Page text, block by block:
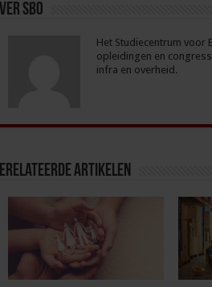
sbo
Het Studiecentrum voor
opleidingen en
infra en overheid.
Artikelen